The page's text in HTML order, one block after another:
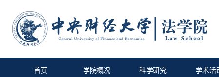
首页 学院概况 科学研究 学术活